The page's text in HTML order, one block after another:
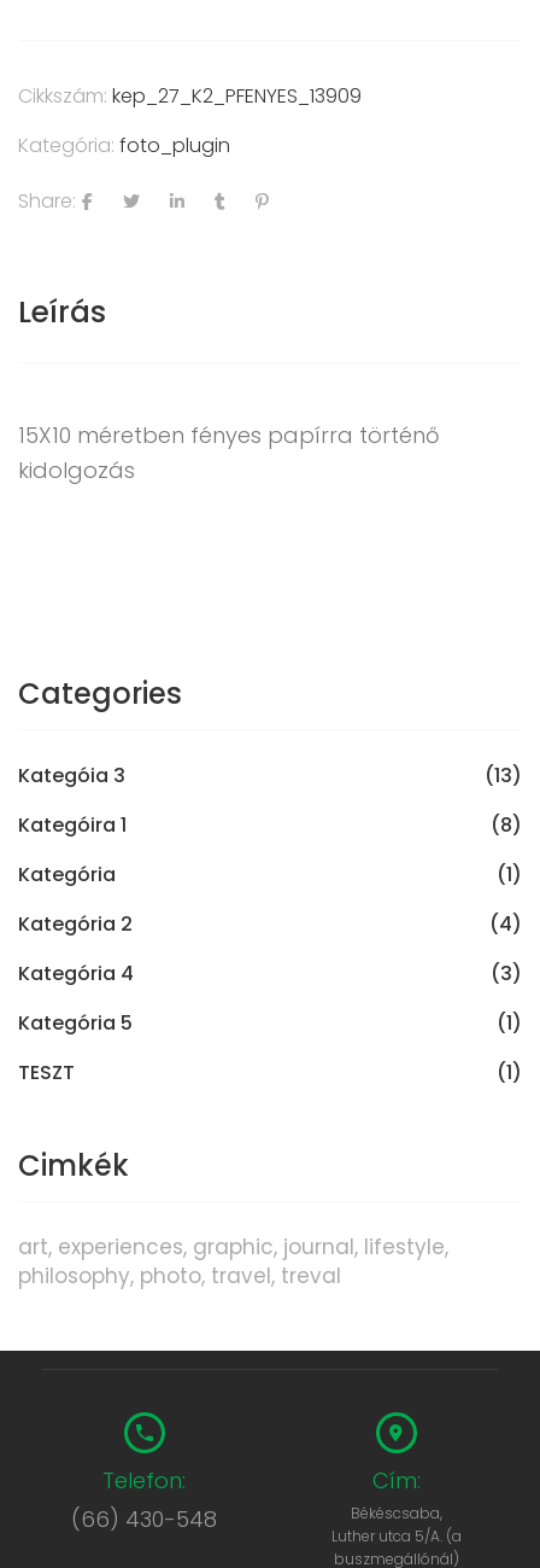
Cikkszám: kep_27_K2_PFENYES_13909
Kategória: foto_plugin
Share:
Leírás
15X10 méretben fényes papírra történő
kidolgozás
Categories
Kategóia 3
(13)
Kategóira 1
(8)
Kategória
(1)
Kategória 2
(4)
Kategória 4
(3)
Kategória 5
(1)
TESZT
(1)
Cimkék
art experiences graphic journal lifestyle
philosophy photo travel treval
Telefon:
(66) 430-548
Cím:
Békéscsaba,
Luther utca 5/A. (a
buszmegállónál)